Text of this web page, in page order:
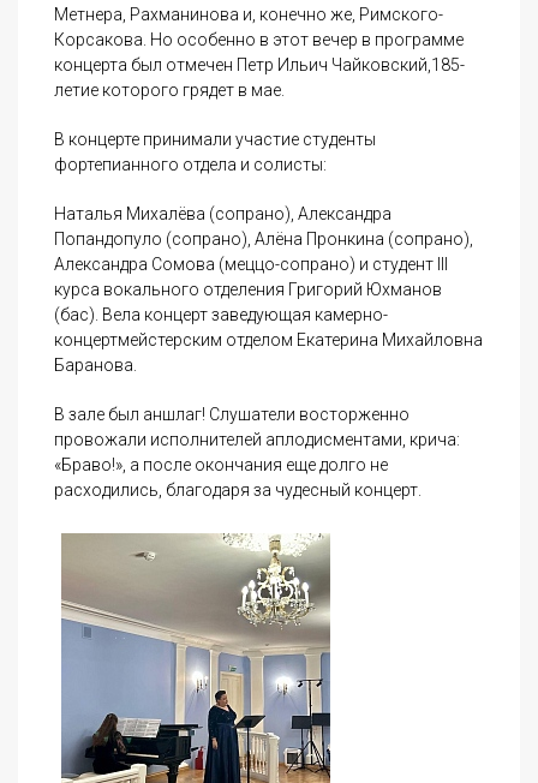
Метнера, Рахманинова и, конечно же, Римского-
Корсакова. Но особенно в этот вечер в программе
концерта был отмечен Петр Ильич Чайковский,185-
летие которого грядет в мае.
В концерте принимали участие студенты
фортепианного отдела и солисты:
Наталья Михалёва (сопрано), Александра
Попандопуло (сопрано), Алёна Пронкина (сопрано),
Александра Сомова (меццо-сопрано) и студент III
курса вокального отделения Григорий Юхманов
(бас). Вела концерт заведующая камерно-
концертмейстерским отделом Екатерина Михайловна
Баранова.
В зале был аншлаг! Слушатели восторженно
провожали исполнителей аплодисментами, крича:
«Браво!», а после окончания еще долго не
расходились, благодаря за чудесный концерт.